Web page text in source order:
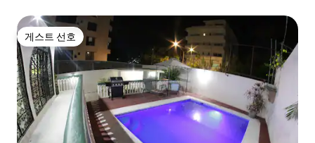
게스트 선호
게스트 선호